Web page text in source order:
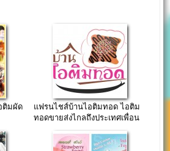
ติมผัด
แฟรนไชส์บ้านไอติมทอด ไอติม
ทอดขายส่งไกลถึงประเทศเพื่อน